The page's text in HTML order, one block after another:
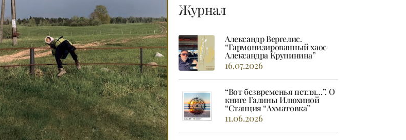
Журнал
Александр Вергелис.
“Гармонизированный хаос
Александра Крупинина”
16.07.2026
“Вот безвременья петля…”. О
книге Галины Илюхиной
“Станция “Ахматовка”
11.06.2026